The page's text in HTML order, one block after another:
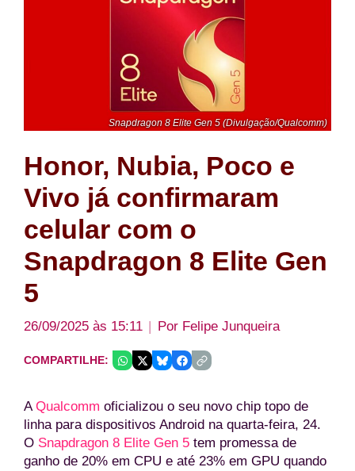
Snapdragon 8 Elite Gen 5 (Divulgação/Qualcomm)
Honor, Nubia, Poco e
Vivo já confirmaram
celular com o
Snapdragon 8 Elite Gen
5
26/09/2025 às 15:11 Por Felipe Junqueira
COMPARTILHE:
AQualcomm oficializou o seu novo chip topo de
linha para dispositivos Android na quarta-feira, 24.
O Snapdragon 8 Elite Gen 5 tem promessa de
ganho de 20% em CPU e até 23% em GPU quando